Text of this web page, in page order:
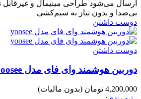
ارسال می‌شود طراحی مینیمال و
بی‌صدا و بدون نیاز به سیم‌کشی
دوست داشتن
دوست داشتن
دوربین هوشمند وای فای مدل yoosee
4,200,000 تومان
(بدون مالیات)